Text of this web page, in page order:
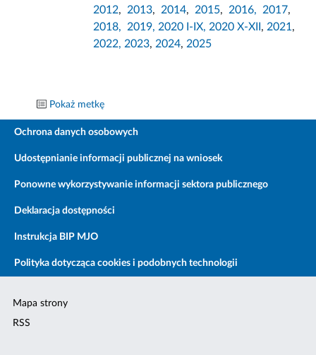
2012, 2013, 2014, 2015, 2016, 2017,
2018,
2019, 2020 I-IX, 2020 X-XII , 2021,
2022, 2023, 2024, 2025
Pokaż metkę
Ochrona danych osobowych
Udostępnianie informacji publicznej na wniosek
Ponowne wykorzystywanie informacji sektora publicznego
Deklaracja dostępności
Instrukcja BIP MJO
Polityka dotycząca cookies i podobnych technologii
Mapa strony
RSS